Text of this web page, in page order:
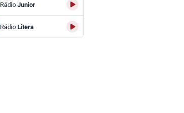
RádioJunior
RádioLitera